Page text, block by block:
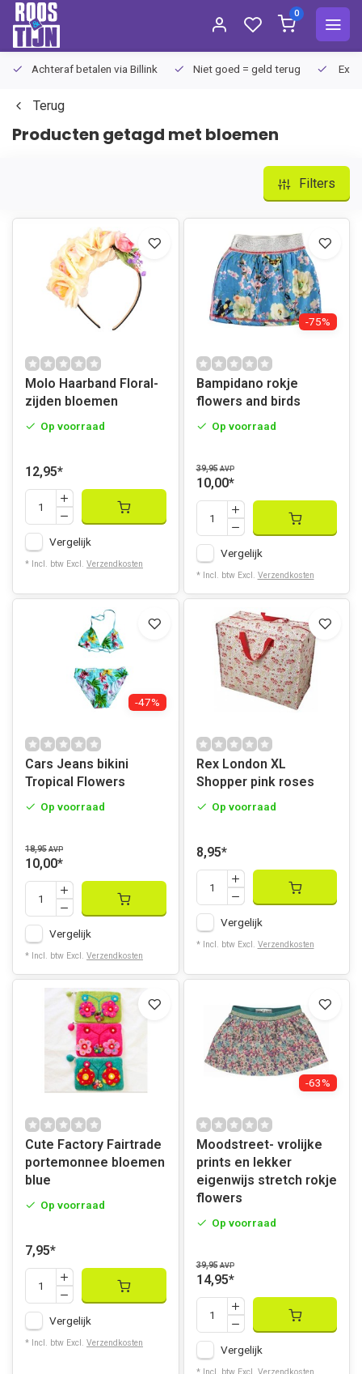
0
Achteraf betalen via Billink Niet goed = geld terug
Terug
Producten getagd met bloemen
Filters
Molo Haarband Floral-
zijden bloemen
Op voorraad
12,95*
Vergelijk
* Incl. btw Excl. Verzendkosten
-75%
Bampidano rokje
flowers and birds
Op voorraad
39,95 AVP
10,00*
Vergelijk
* Incl. btw Excl. Verzendkosten
-47%
Cars Jeans bikini
Tropical Flowers
Op voorraad
18,95 AVP
10,00*
Vergelijk
* Incl. btw Excl. Verzendkosten
Rex London XL
Shopper pink roses
Op voorraad
8,95*
Vergelijk
* Incl. btw Excl. Verzendkosten
Cute Factory Fairtrade
portemonnee bloemen
blue
Op voorraad
7,95*
Vergelijk
* Incl. btw Excl. Verzendkosten
-63%
Moodstreet- vrolijke
prints en lekker
eigenwijs stretch rokje
flowers
Op voorraad
39,95 AVP
14,95*
Vergelijk